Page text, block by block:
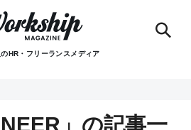
HR・フリーランスメディア
」の記事一